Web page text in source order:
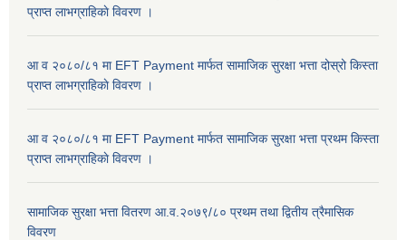
प्राप्त लाभग्राहिकाे विवरण ।
आ व २०८०/८१ मा EFT Payment मार्फत सामाजिक सुरक्षा भत्ता दोस्रो किस्ता
प्राप्त लाभग्राहिकाे विवरण ।
आ व २०८०/८१ मा EFT Payment मार्फत सामाजिक सुरक्षा भत्ता प्रथम किस्ता
प्राप्त लाभग्राहिकाे विवरण ।
सामाजिक सुरक्षा भत्ता वितरण आ.व.२०७९/८० प्रथम तथा द्वितीय त्रैमासिक
विवरण